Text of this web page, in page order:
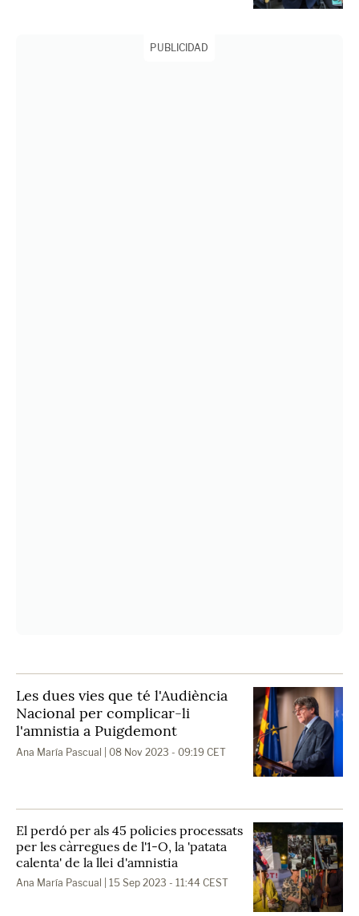
PUBLICIDAD
Les dues vies que té l'Audiència
Nacional per complicar-li
l'amnistia a Puigdemont
Ana María Pascual | 08 Nov 2023 - 09:19 CET
El perdó per als 45 policies processats
per les càrregues de l'1-O, la 'patata
calenta' de la llei d'amnistia
Ana María Pascual | 15 Sep 2023 - 11:44 CEST